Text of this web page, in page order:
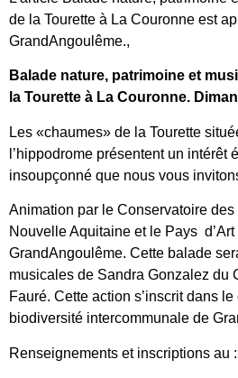
de la Tourette à La Couronne est
GrandAngoulême.,
Balade nature, patrimoine et
la Tourette à La Couronne.
Les «chaumes» de la Tourette
l’hippodrome présentent un intérêt
insoupçonné que nous vous
Animation par le Conservatoire
Nouvelle Aquitaine et le Pays d’Art
GrandAngoulême. Cette balade
musicales de Sandra Gonzalez du
Fauré. Cette action s’inscrit dans
biodiversité intercommunale de
Renseignements et inscriptions au :